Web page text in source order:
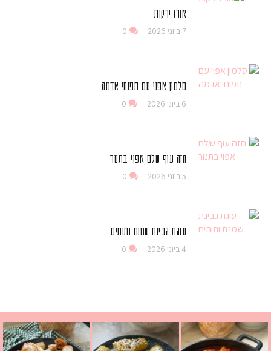
אורז ירקות
7 ביוני 2026 0
סלמון אפוי עם תפוחי אדמה
6 ביוני 2026 0
חזה עוף שלם אפוי בתנור
5 ביוני 2026 0
עוגת גבינת שמנת ותותים
4 ביוני 2026 0
בולגרית מעודנת מ
פרגיות קריספיים ממכרים שמכינים בכמה דקות עב